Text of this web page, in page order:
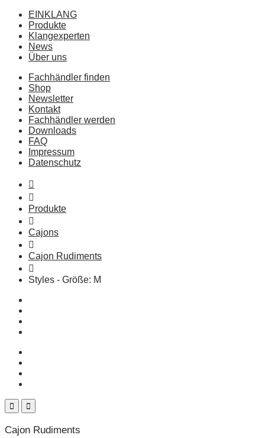
EINKLANG
Produkte
Klangexperten
News
Über uns
Fachhändler finden
Shop
Newsletter
Kontakt
Fachhändler werden
Downloads
FAQ
Impressum
Datenschutz
Produkte
Cajons
Cajon Rudiments
Styles - Größe: M
Cajon Rudiments